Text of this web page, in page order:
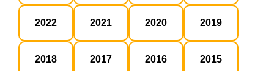
2022 2021 2020 2019
2018 2017 2016 2015